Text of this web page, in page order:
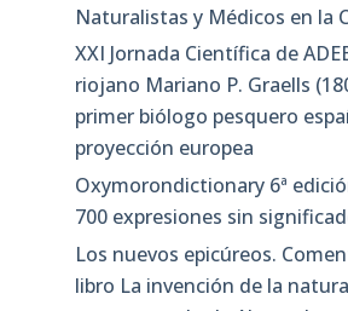
Naturalistas y Médicos en la
XXI Jornada Científica de
riojano Mariano P. Graells
primer biólogo pesquero
proyección europea
Oxymorondictionary 6ª
700 expresiones sin
Los nuevos epicúreos.
libro La invención de la